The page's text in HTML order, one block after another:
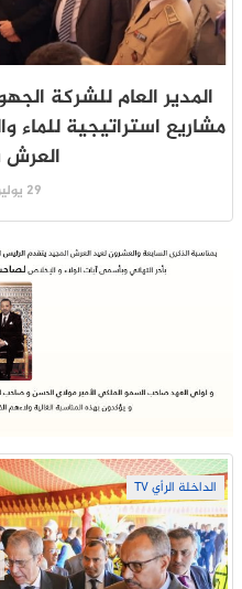
المدير العام للشركة
مشاريع استراتيجية للماء
العرش
29 يوليو 2026
الداخلة الرأي TV